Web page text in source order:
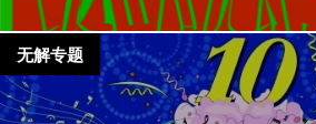
无解专题